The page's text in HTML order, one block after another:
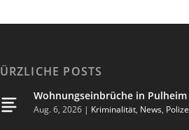
POSTS
Wohnungseinbrüche in Pulheim
Aug. 6, 2026 | Kriminalität, News,